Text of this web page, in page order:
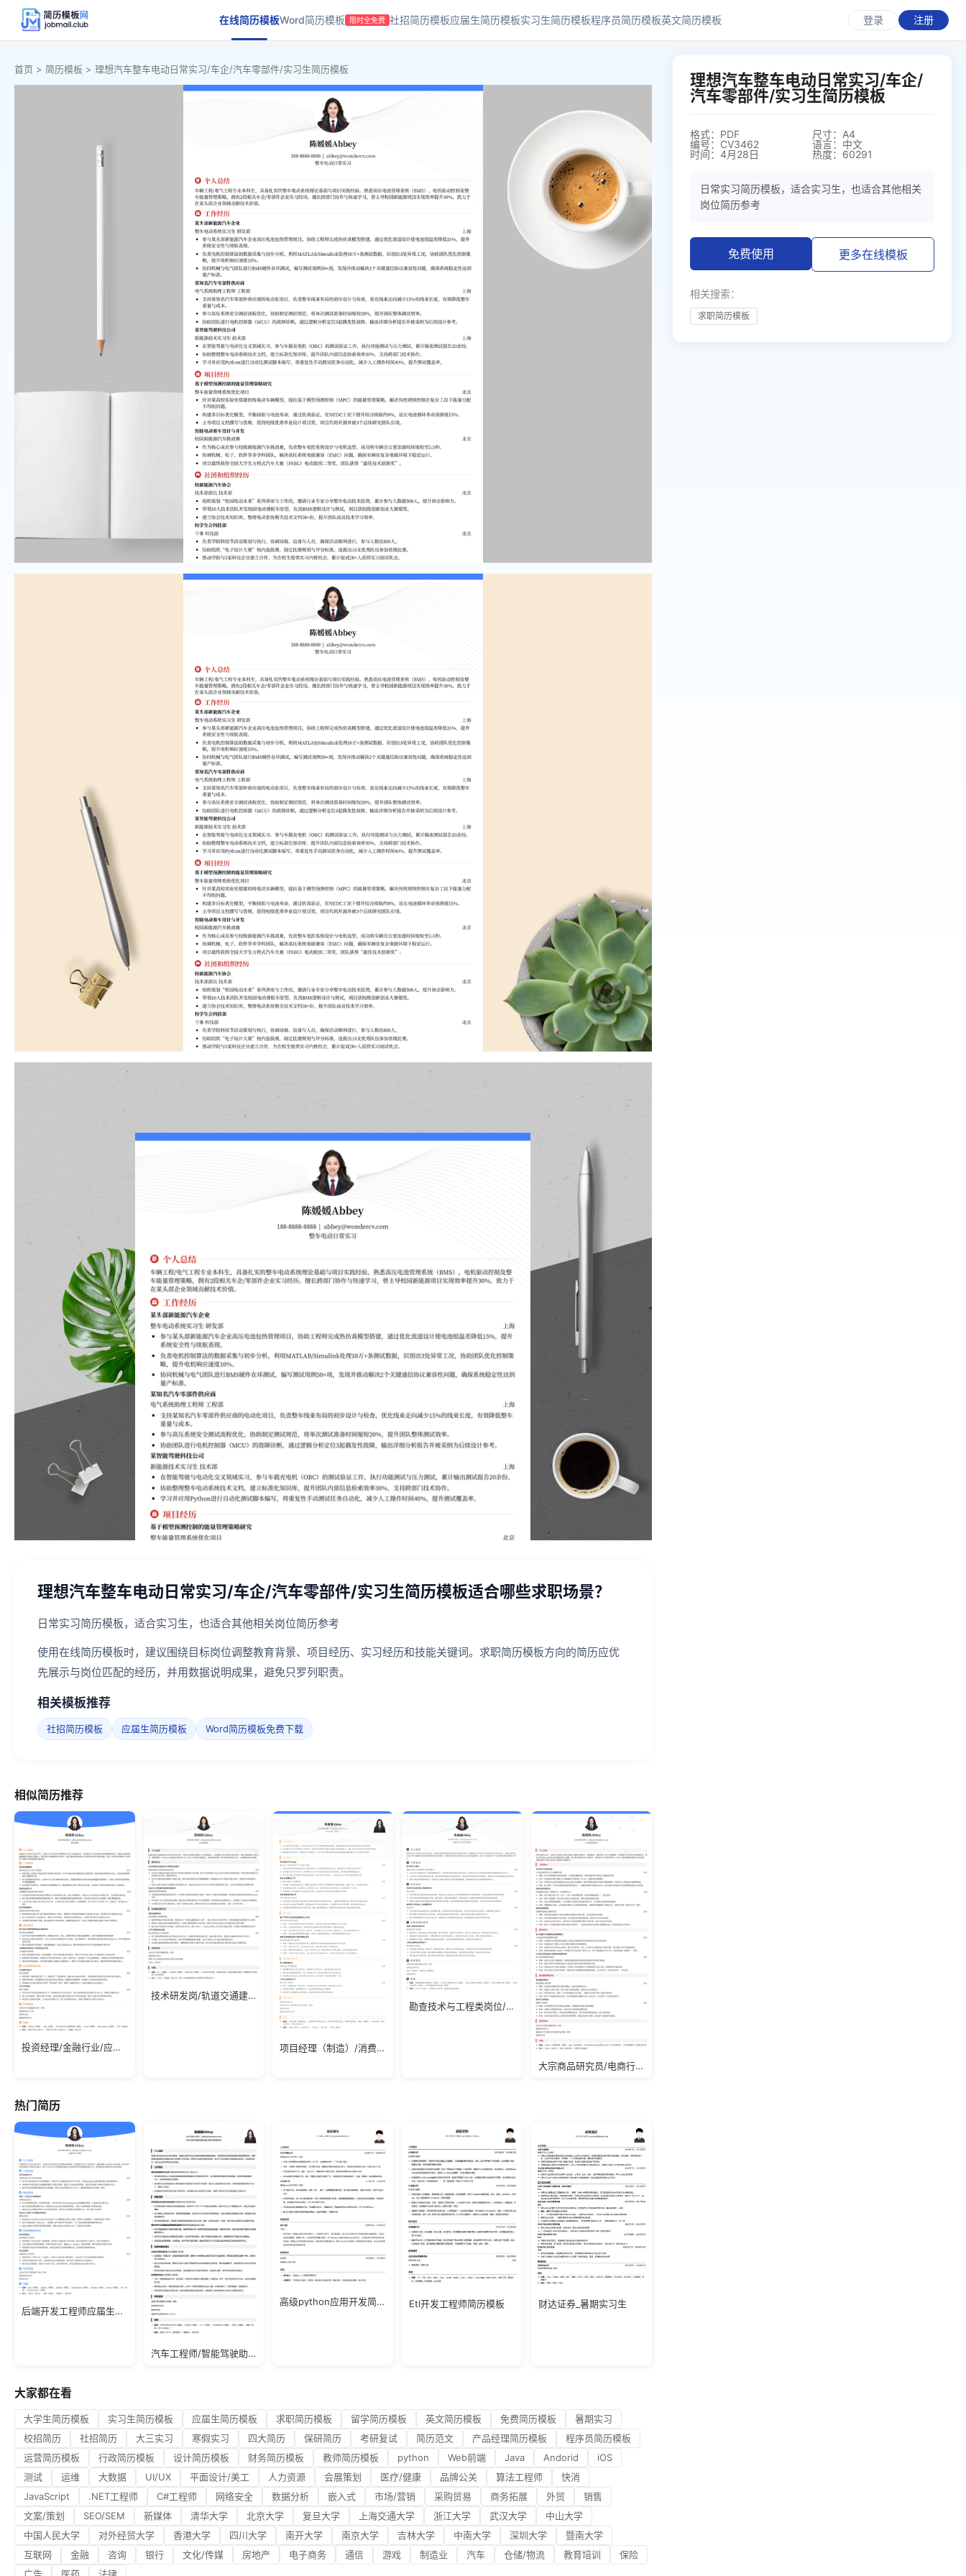
在线简历模板Word简历模板 限时全免费 社招简历模板应届生简历模板实习生简历模板程序员简历模板英文简历模板 登录 注册
首页 > 简历模板 > 理想汽车整车电动日常实习/车企/汽车零部件/实习生简历模板
理想汽车整车电动日常实习/车企/汽车零部件/实习生简历模板适合哪些求职场景？
日常实习简历模板，适合实习生，也适合其他相关岗位简历参考
使用在线简历模板时，建议围绕目标岗位调整教育背景、项目经历、实习经历和技能关键词。求职简历模板方向的简历应优
先展示与岗位匹配的经历，并用数据说明成果，避免只罗列职责。
相关模板推荐
社招简历模板 应届生简历模板 Word简历模板免费下载
相似简历推荐
投资经理/金融行业/应届生简历模板
技术研发岗/轨道交通建设/装备制造/应届生简历模板
项目经理（制造）/消费品/零售/应届生简历模板
勘查技术与工程类岗位/矿产/钢铁/应届生简历模板
大宗商品研究员/电商行业/实习生简历模板
热门简历
后端开发工程师应届生简历模板
汽车工程师/智能驾驶助理简历模板
高级python应用开发简历模板 Etl开发工程师简历模板 财达证券_暑期实习生
大家都在看
大学生简历模板 实习生简历模板 应届生简历模板 求职简历模板 留学简历模板 英文简历模板 免费简历模板
暑期实习
校招简历
社招简历 大三实习 寒假实习 四大简历 保研简历 考研复试 简历范文 产品经理简历模板
程序员简历模板
运营简历模板
行政简历模板 设计简历模板 财务简历模板 教师简历模板 python Web前端 Java Andorid
iOS
测试
运维 大数据 UI/UX 平面设计/美工 人力资源 会展策划 医疗/健康 品牌公关 算法工程师
快消
JavaScript
.NET工程师 C#工程师 网络安全 数据分析 嵌入式 市场/营销 采购贸易 商务拓展 外贸
销售
文案/策划
SEO/SEM 新媒体 清华大学 北京大学 复旦大学 上海交通大学 浙江大学 武汉大学
中山大学
中国人民大学
对外经贸大学 香港大学 四川大学 南开大学 南京大学 吉林大学 中南大学 深圳大学
暨南大学
互联网
金融 咨询 银行 文化/传媒 房地产 电子商务 通信 游戏 制造业 汽车 仓储/物流 教育培训
保险
广告
医药 法律
理想汽车整车电动日常实习/车企/
汽车零部件/实习生简历模板
格式：PDF
尺寸：A4
编号：CV3462
语言：中文
时间：4月28日
热度：60291
日常实习简历模板，适合实习生，也适合其他相关
岗位简历参考
免费使用 更多在线模板
相关搜索：
求职简历模板